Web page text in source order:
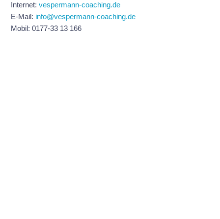
Internet:vespermann-coaching.de
E-Mail: info@vespermann-coaching.de
Mobil: 0177-33 13 166